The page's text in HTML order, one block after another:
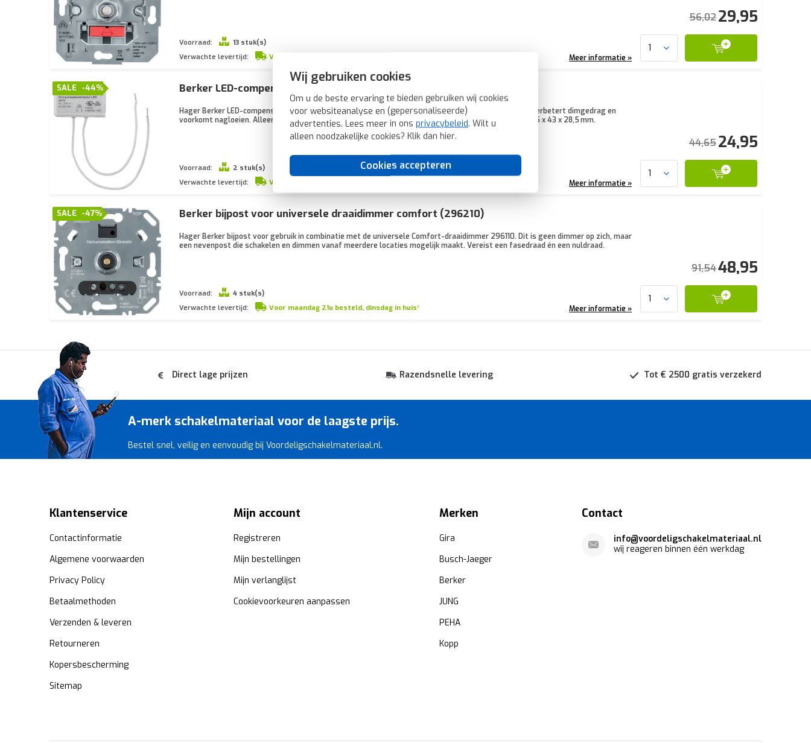
Wij gebruiken cookies
Om u de beste ervaring te bieden gebruiken wij cookies
voor websiteanalyse en (gepersonaliseerde)
advertenties. Lees meer in ons privacybeleid. Wilt u
alleen noodzakelijke cookies? Klik dan hier.
Cookies accepteren
Voorraad:
13 stuk(s)
Verwachte levertijd:
Voor maandag 21u besteld, dinsdag in huis*
56,0229,95
Meer informatie »
-44%
SALE Berker LED-compensatiemodule (2913)
Hager Berker LED-compensatiemodule voor dimmers met fase-afsnijding (o.a. 296110, 2944, 2973). Verbetert dimgedrag en
voorkomt nagloeien. Alleen geschikt voor 230 V-lampen. Kabellengte: 15 cm. Afmetingen (h x b x d): 11,5 x 43 x 28,5 mm.
Voorraad:
2 stuk(s)
Verwachte levertijd:
Voor maandag 21u besteld, dinsdag in huis*
44,6524,95
Meer informatie »
-47%
SALE Berker bijpost voor universele draaidimmer comfort (296210)
Hager Berker bijpost voor gebruik in combinatie met de universele Comfort-draaidimmer 296110. Dit is geen dimmer op zich, maar
een nevenpost die schakelen en dimmen vanaf meerdere locaties mogelijk maakt. Vereist een fasedraad én een nuldraad.
Voorraad:
4 stuk(s)
Verwachte levertijd:
Voor maandag 21u besteld, dinsdag in huis*
91,5448,95
Meer informatie »
Direct lage prijzen Razendsnelle levering Tot € 2500 gratis verzekerd
A-merk schakelmateriaal voor de laagste prijs.
Bestel snel, veilig en eenvoudig bij Voordeligschakelmateriaal.nl.
Klantenservice
Contactinformatie
Algemene voorwaarden
Privacy Policy
Betaalmethoden
Verzenden & leveren
Retourneren
Kopersbescherming
Sitemap
Mijn account
Registreren
Mijn bestellingen
Mijn verlanglijst
Cookievoorkeuren aanpassen
Merken
Gira
Busch-Jaeger
Berker
JUNG
PEHA
Kopp
Contact
info@voordeligschakelmateriaal.nl
wij reageren binnen één werkdag